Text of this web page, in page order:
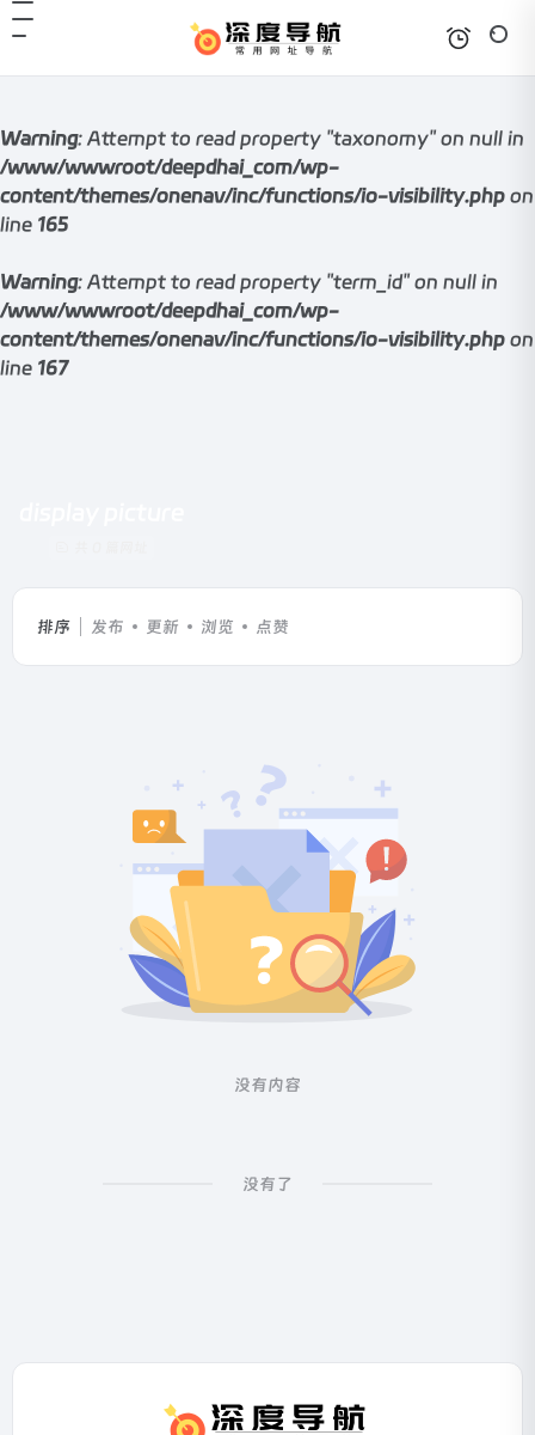
Warning: Attempt to read property "taxonomy" on null in
/www/wwwroot/deepdhai_com/wp-
content/themes/onenav/inc/functions/io-visibility.php on
line 165
Warning: Attempt to read property "term_id" on null in
/www/wwwroot/deepdhai_com/wp-
content/themes/onenav/inc/functions/io-visibility.php on
line 167
排序 发布 更新 浏览 点赞
没有内容
没有了